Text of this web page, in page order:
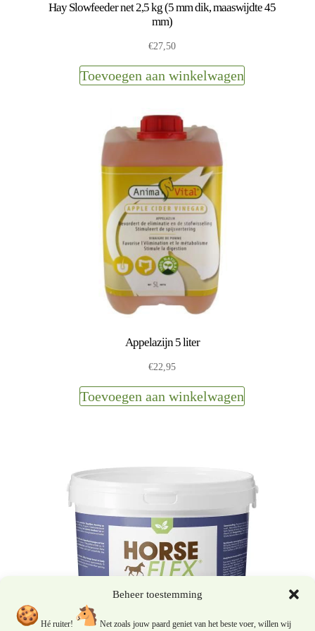
Beheer toestemming
Hé ruiter! Net zoals jouw paard geniet van het beste voer, willen wij
Hay Slowfeeder net 2,5 kg (5 mm dik, maaswijdte 45
mm)
€27,50
Toevoegen aan winkelwagen
Appelazijn 5 liter
€22,95
Toevoegen aan winkelwagen